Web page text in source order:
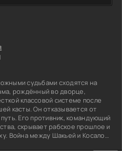
судьбами сходятся на
рождённый во дворце,
классовой системе после
касты. Он отказывается от
Его противник, командующий
скрывает рабское прошлое и
Война между Шакьей и Косалой